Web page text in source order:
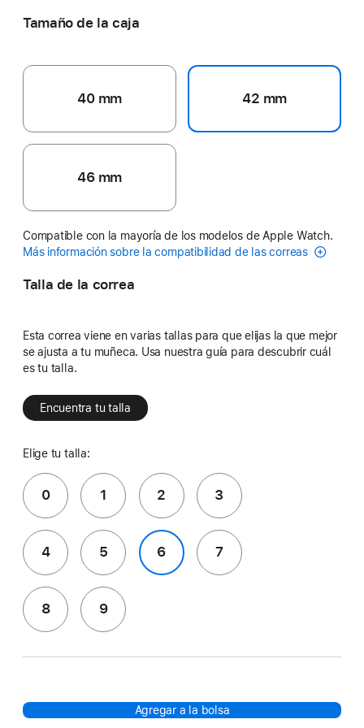
Tamaño de la caja
40 mm 42 mm
46 mm
Compatible con la mayoría de los modelos de Apple Watch.
Más información sobre la compatibilidad de las correas
Talla de la correa
Esta correa viene en varias tallas para que elijas la que mejor
se ajusta a tu muñeca. Usa nuestra guía para descubrir cuál
es tu talla.
Encuentra tu talla
Elige tu talla:
0 1 2 3
4 5 6 7
8 9
Agregar a la bolsa